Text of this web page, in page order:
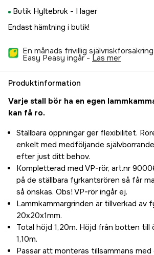
Butik Hyltebruk - I lager
Endast hämtning i butik!
En månads frivillig
Easy Peasy ingår - läs mer
Produktinformation
Varje stall bör ha en egen
kan få ro.
Ställbara öppningar ger flexibilitet.
enkelt med medföljande
efter just ditt behov.
Kompletterad med VP-rör, art.nr
på de ställbara fyrkantsrören så får
så önskas. Obs! VP-rör ingår ej.
Lammkammargrinden är tillverkad av
20x20x1mm.
Total höjd 1,20m. Höjd från botten till
1,10m.
Passar att monteras tillsammans med